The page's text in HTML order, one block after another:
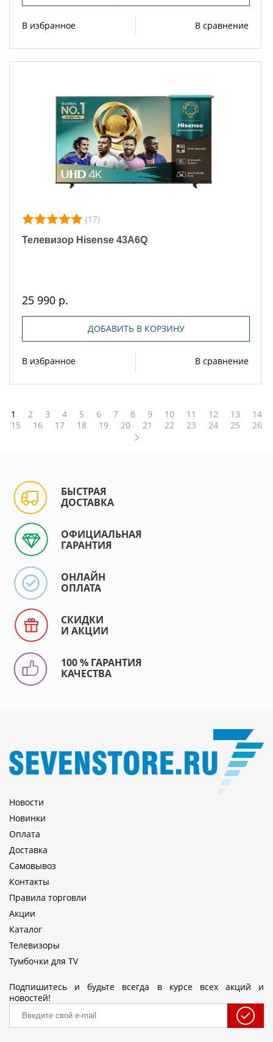
В избранное В сравнение
(17)
Телевизор Hisense 43A6Q
25 990 р.
ДОБАВИТЬ В КОРЗИНУ
В избранное В сравнение
1 2 3 4 5 6 7 8 9 10 11 12 13
14
15
16 17 18 19 20 21 22 23 24 25 26
БЫСТРАЯ
ДОСТАВКА
ОФИЦИАЛЬНАЯ
ГАРАНТИЯ
ОНЛАЙН
ОПЛАТА
СКИДКИ
И АКЦИИ
100 % ГАРАНТИЯ
КАЧЕСТВА
Новости
Новинки
Оплата
Доставка
Самовывоз
Контакты
Правила торговли
Акции
Каталог
Телевизоры
Тумбочки для TV
Подпишитесь и будьте всегда в курсе всех акций и
новостей!